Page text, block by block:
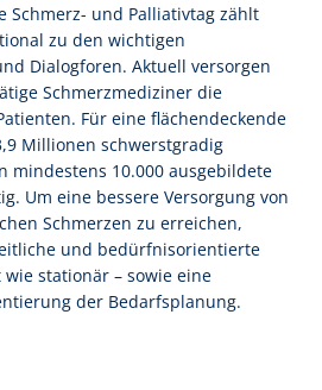
Schmerz- und Palliativtag zählt
zu den wichtigen
Dialogforen. Aktuell versorgen
Schmerzmediziner die
Für eine flächendeckende
Millionen schwerstgradig
mindestens 10.000 ausgebildete
Um eine bessere Versorgung von
Schmerzen zu erreichen,
und bedürfnisorientierte
stationär – sowie eine
der Bedarfsplanung.